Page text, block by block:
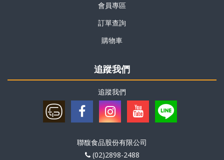
會員專區
訂單查詢
購物車
追蹤我們
追蹤我們
聯馥食品股份有限公司
(02)2898-2488